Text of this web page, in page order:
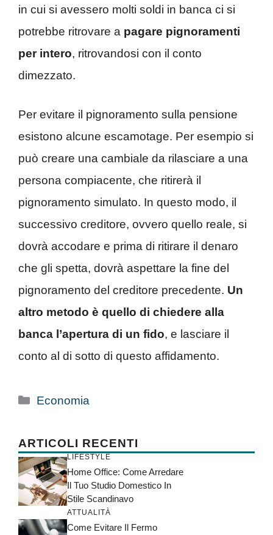
in cui si avessero molti soldi in banca ci si
potrebbe ritrovare a pagare pignoramenti
per intero, ritrovandosi con il conto
dimezzato.
Per evitare il pignoramento sulla pensione
esistono alcune escamotage. Per esempio si
può creare una cambiale da rilasciare a una
persona compiacente, che ritirerà il
pignoramento simulato. In questo modo, il
successivo creditore, ovvero quello reale, si
dovrà accodare e prima di ritirare il denaro
che gli spetta, dovrà aspettare la fine del
pignoramento del creditore precedente. Un
altro metodo è quello di chiedere alla
banca l’apertura di un fido, e lasciare il
conto al di sotto di questo affidamento.
Categorie
Economia
ARTICOLI RECENTI
LIFESTYLE
Home Office: Come Arredare
Il Tuo Studio Domestico In
Stile Scandinavo
ATTUALITÀ
Come Evitare Il Fermo